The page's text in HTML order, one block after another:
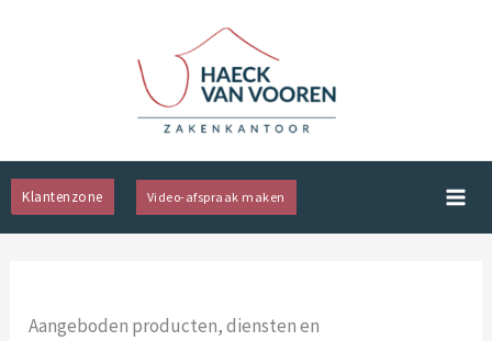
Klantenzone Video-afspraak maken
Aangeboden producten, diensten en